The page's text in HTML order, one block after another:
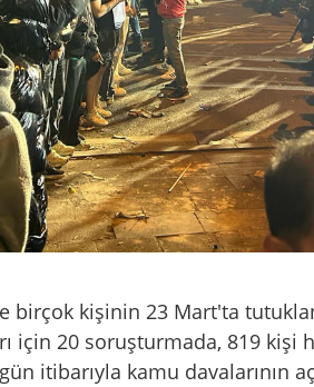
birçok kişinin 23 Mart'ta
için 20 soruşturmada, 819 kişi
itibarıyla kamu davalarının